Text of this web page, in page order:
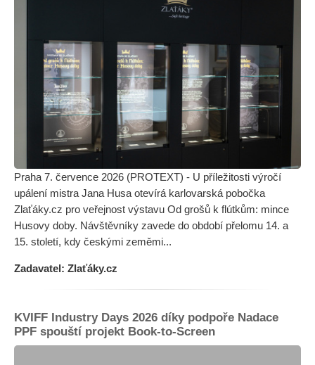
Praha 7. července 2026 (PROTEXT) - U příležitosti výročí
upálení mistra Jana Husa otevírá karlovarská pobočka
Zlaťáky.cz pro veřejnost výstavu Od grošů k flútkům: mince
Husovy doby. Návštěvníky zavede do období přelomu 14. a
15. století, kdy českými zeměmi...
Zadavatel: Zlaťáky.cz
KVIFF Industry Days 2026 díky podpoře Nadace
PPF spouští projekt Book-to-Screen